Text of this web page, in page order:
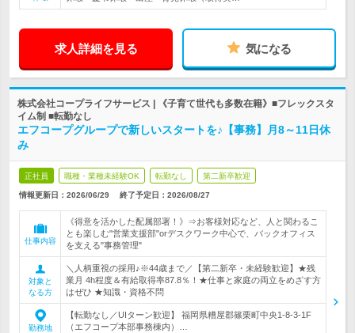
求人詳細を見る 気になる
株式会社コープライフサービス | 《子育て世代も多数在籍》■フレックスタ
イム制 ■転勤なし
エフコープグループで新しいスタートを♪【事務】月8～11日休
み
正社員 職種・業種未経験OK 転勤なし 第二新卒歓迎
情報更新日：2026/06/29 終了予定日： 2026/08/27
仕事内容
《得意を活かした配属部署！》⇒お客様対応など、人と関わるこ
とも楽しむ"営業支援部"orデスクワーク中心で、バックオフィス
を支える"事務管理"
対象と
なる方
＼人柄重視の採用♪※44歳まで／【第二新卒・未経験歓迎】★残
業月 4h程度＆有給取得率87.8％！★仕事と家庭の両立をめざす方
はぜひ ★知識・資格不問
勤務地
【転勤なし／UIターン歓迎】 福岡県糟屋郡篠栗町中央1-8-3-1F
（エフコープ本部事務棟内）…